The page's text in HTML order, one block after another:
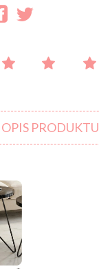
OPIS PRODUKTU